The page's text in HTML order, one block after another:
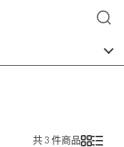
共 3 件商品